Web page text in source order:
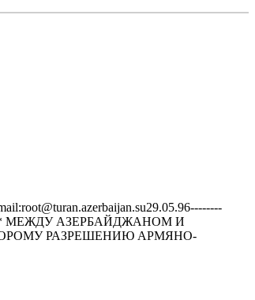
МЕЖДУ АЗЕРБАЙДЖАHОМ И
РАЗРЕШЕHИЮ АРМЯHО-